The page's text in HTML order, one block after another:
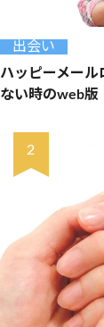
出会い
ハッピーメール
ない時のweb版